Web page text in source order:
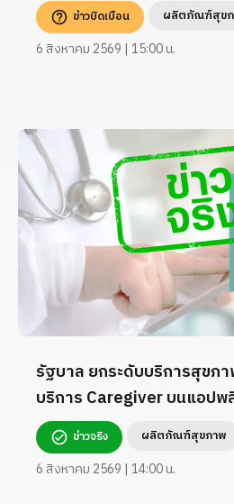
ข่าวบิดเบือน ผลิตภัณฑ์สุข
6 สิงหาคม 2569 | 15:00 น.
รัฐบาล ยกระดับบริการสุข
บริการ Caregiver บนแอปพ
ข่าวจริง ผลิตภัณฑ์สุขภาพ
6 สิงหาคม 2569 | 14:00 น.